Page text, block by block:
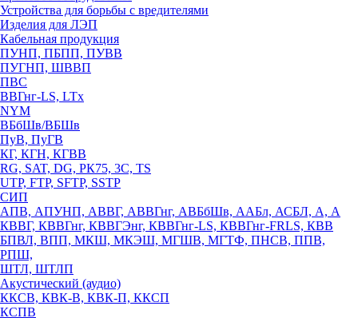
Устройства для борьбы с вредителями
Изделия для ЛЭП
Кабельная продукция
ПУНП, ПБПП, ПУВВ
ПУГНП, ШВВП
ПВС
ВВГнг-LS, LTx
NYM
ВБбШв/ВБШв
ПуВ, ПуГВ
КГ, КГН, КГВВ
RG, SAT, DG, РК75, 3С, TS
UTP, FTP, SFTP, SSTP
СИП
АПВ, АПУНП, АВВГ, АВВГнг, АВБбШв, ААБл, АСБЛ, А, А
КВВГ, КВВГнг, КВВГЭнг, КВВГнг-LS, КВВГнг-FRLS, КВВ
БПВЛ, ВПП, МКШ, МКЭШ, МГШВ, МГТФ, ПНСВ, ППВ,
РПШ,
ШТЛ, ШТЛП
Акустический (аудио)
ККСВ, КВК-В, КВК-П, ККСП
КСПВ